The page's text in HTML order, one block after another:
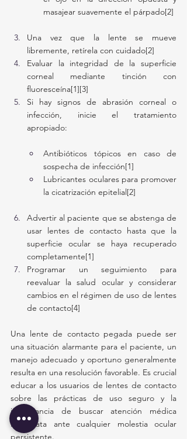
masajear suavemente el párpado[2]
Una vez que la lente se mueve
libremente, retírela con cuidado[2]
Evaluar la integridad de la superficie
corneal mediante tinción con
fluoresceína[1][3]
Si hay signos de abrasión corneal o
infección, inicie el tratamiento
apropiado:
Antibióticos tópicos en caso de
sospecha de infección[1]
Lubricantes oculares para promover
la cicatrización epitelial[2]
Advertir al paciente que se abstenga de
usar lentes de contacto hasta que la
superficie ocular se haya recuperado
completamente[1]
Programar un seguimiento para
reevaluar la salud ocular y considerar
cambios en el régimen de uso de lentes
de contacto[4]
Una lente de contacto pegada puede ser
una situación alarmante para el paciente, un
manejo adecuado y oportuno generalmente
resulta en una resolución favorable. Es crucial
educar a los usuarios de lentes de contacto
sobre las prácticas de uso seguro y la
importancia de buscar atención médica
inmediata ante cualquier molestia ocular
persistente.